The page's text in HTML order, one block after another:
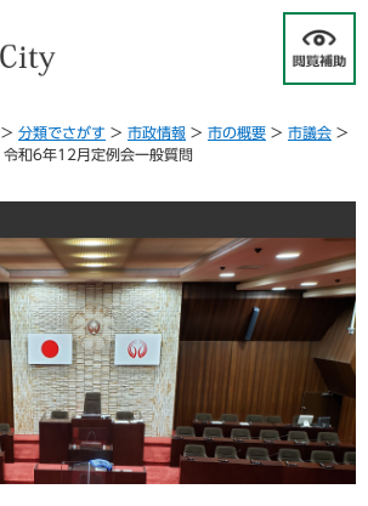
> 分類でさがす > 市政情報 > 市の概要 > 市議会 >
令和6年12月定例会一般質問